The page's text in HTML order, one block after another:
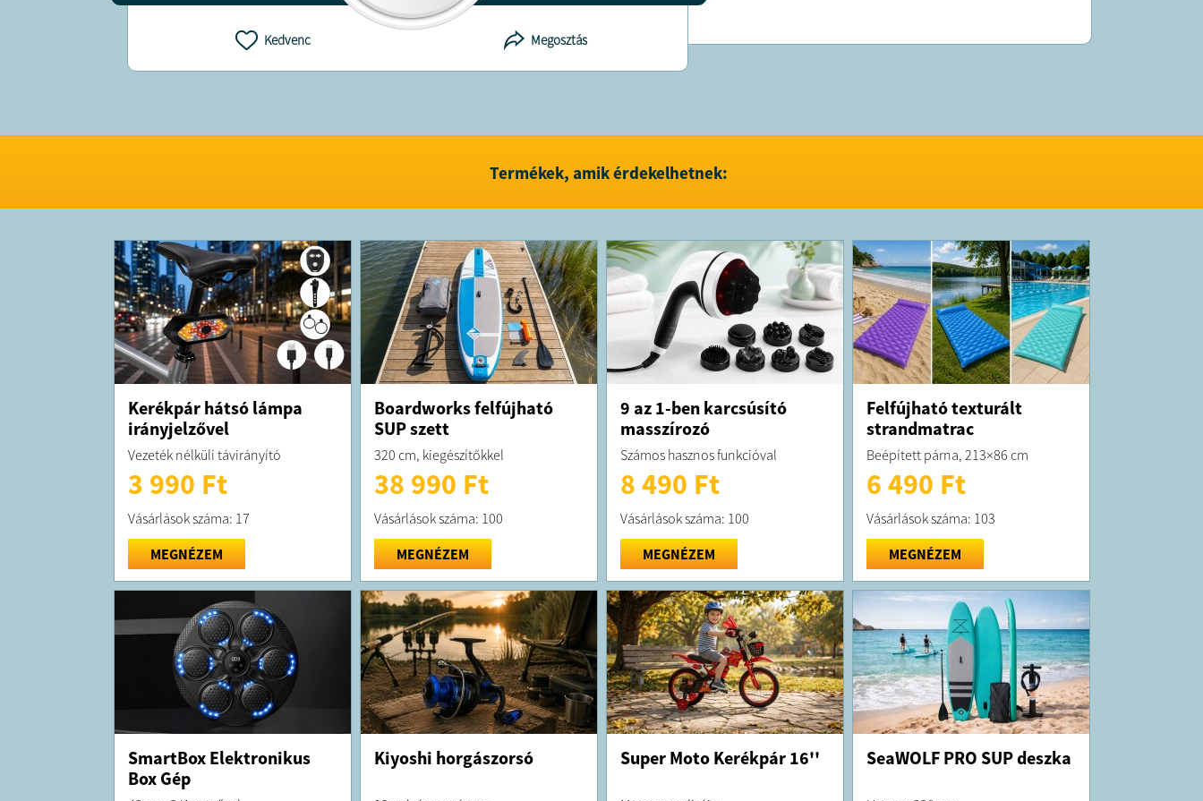
Kedvenc Megosztás
Tagok száma: 7
Tagok száma: 6
Tagok száma: 6
Gyűrűk száma: 5
Karcsú bottest
Főbb jellemzők 2,4m
Szállítási hossz: 58cm
Teljes hossz: 240cm
Nyél hossza az orsótartó tetejéig: 43cm
Tagok száma: 5
Gyűrűk száma: 4
A megrendelt termék maximum 10 munkanapon belül
Termékek, amik érdekelhetnek:
Kerékpár hátsó lámpa
irányjelzővel
Vezeték nélküli távirányító
3 990 Ft
Vásárlások száma: 17
MEGNÉZEM
Boardworks felfújható
SUP szett
320 cm, kiegészítőkkel
38 990 Ft
Vásárlások száma: 100
MEGNÉZEM
9 az 1-ben karcsúsító
masszírozó
Számos hasznos funkcióval
8 490 Ft
Vásárlások száma: 100
MEGNÉZEM
Felfújható texturált
strandmatrac
Beépített párna, 213×86 cm
6 490 Ft
Vásárlások száma: 103
MEGNÉZEM
SmartBox Elektronikus
Box Gép
Kiyoshi horgászorsó Super Moto Kerékpár 16'' SeaWOLF PRO SUP deszka